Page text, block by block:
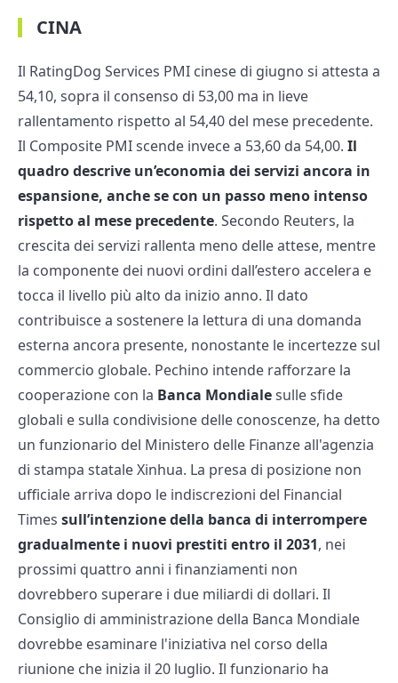
CINA
Il RatingDog Services PMI cinese di giugno si attesta a
54,10, sopra il consenso di 53,00 ma in lieve
rallentamento rispetto al 54,40 del mese precedente.
Il Composite PMI scende invece a 53,60 da 54,00. Il
quadro descrive un’economia dei servizi ancora in
espansione, anche se con un passo meno intenso
rispetto al mese precedente. Secondo Reuters, la
crescita dei servizi rallenta meno delle attese, mentre
la componente dei nuovi ordini dall’estero accelera e
tocca il livello più alto da inizio anno. Il dato
contribuisce a sostenere la lettura di una domanda
esterna ancora presente, nonostante le incertezze sul
commercio globale. Pechino intende rafforzare la
cooperazione con la Banca Mondialesulle sfide
globali e sulla condivisione delle conoscenze, ha detto
un funzionario del Ministero delle Finanze all'agenzia
di stampa statale Xinhua. La presa di posizione non
ufficiale arriva dopo le indiscrezioni del Financial
Times sull’intenzione della banca di interrompere
gradualmente i nuovi prestiti entro il 2031, nei
prossimi quattro anni i finanziamenti non
dovrebbero superare i due miliardi di dollari. Il
Consiglio di amministrazione della Banca Mondiale
dovrebbe esaminare l'iniziativa nel corso della
riunione che inizia il 20 luglio. Il funzionario ha